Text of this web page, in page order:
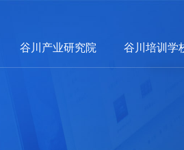
谷川产业研究院 谷川培训学